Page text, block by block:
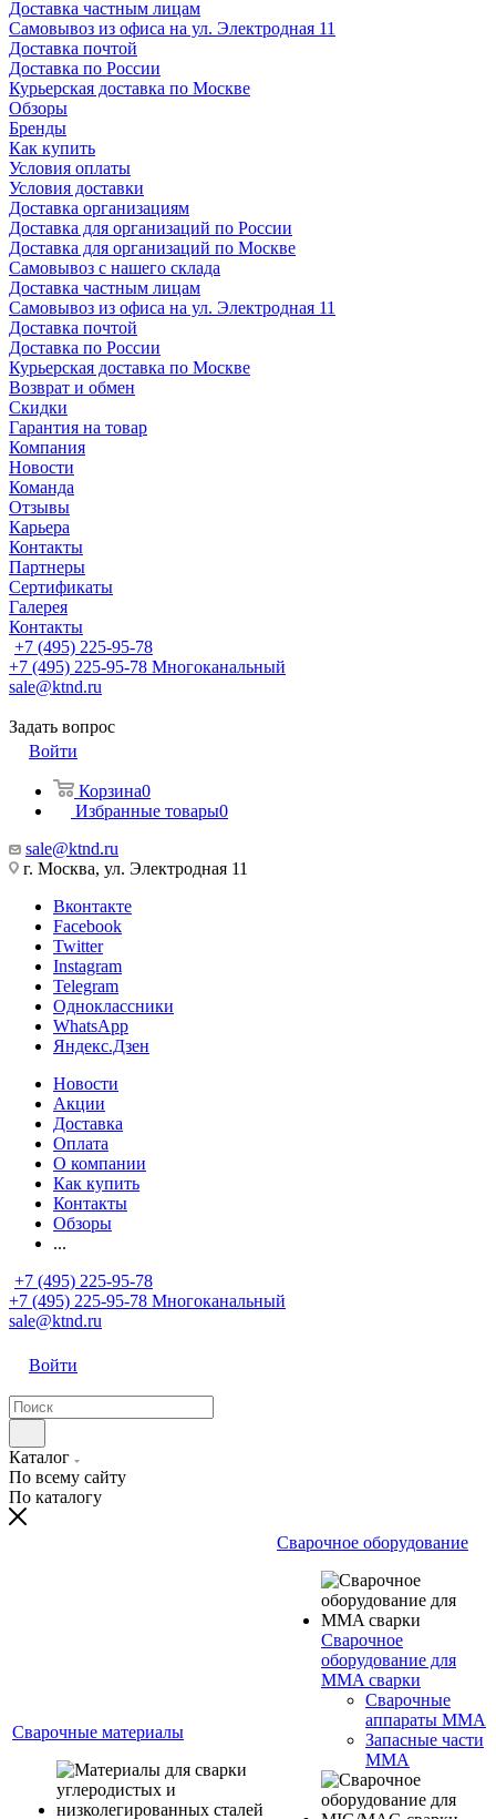
Доставка частным лицам
Самовывоз из офиса на ул. Электродная 11
Доставка почтой
Доставка по России
Курьерская доставка по Москве
Обзоры
Бренды
Как купить
Условия оплаты
Условия доставки
Доставка организациям
Доставка для организаций по России
Доставка для организаций по Москве
Самовывоз с нашего склада
Доставка частным лицам
Самовывоз из офиса на ул. Электродная 11
Доставка почтой
Доставка по России
Курьерская доставка по Москве
Возврат и обмен
Скидки
Гарантия на товар
Компания
Новости
Команда
Отзывы
Карьера
Контакты
Партнеры
Сертификаты
Галерея
Контакты
+7 (495) 225-95-78
+7 (495) 225-95-78 Многоканальный
sale@ktnd.ru
Задать вопрос
Войти
Корзина0
Избранные товары0
sale@ktnd.ru
г. Москва, ул. Электродная 11
Вконтакте
Facebook
Twitter
Instagram
Telegram
Одноклассники
WhatsApp
Яндекс.Дзен
Новости
Акции
Доставка
Оплата
О компании
Как купить
Контакты
Обзоры
...
+7 (495) 225-95-78
+7 (495) 225-95-78 Многоканальный
sale@ktnd.ru
Войти
Каталог
По всему сайту
По каталогу
Сварочные материалы
Сварочное оборудование
Сварочное
оборудование для
MMA сварки
Сварочные
аппараты MMA
Запасные части
MMA